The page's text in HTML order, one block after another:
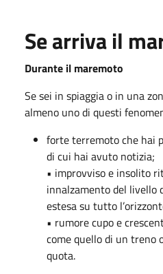
Se arriva il
Durante il maremoto
Se sei in spiaggia o in una
almeno uno di questi
forte terremoto che hai
di cui hai avuto notizia;
• improvviso e insolito
innalzamento del livello
estesa su tutto
• rumore cupo e
come quello di un treno
quota.